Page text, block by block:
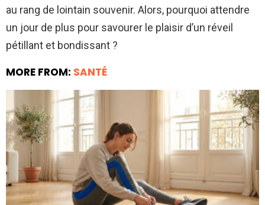
au rang de lointain souvenir. Alors, pourquoi attendre
un jour de plus pour savourer le plaisir d’un réveil
pétillant et bondissant ?
MORE FROM: SANTÉ